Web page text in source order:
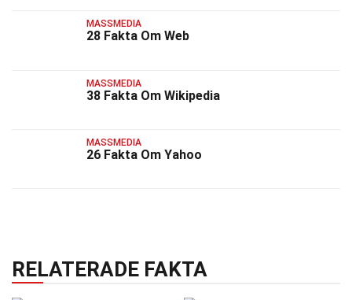
MASSMEDIA
28 Fakta Om Web
MASSMEDIA
38 Fakta Om Wikipedia
MASSMEDIA
26 Fakta Om Yahoo
RELATERADE FAKTA